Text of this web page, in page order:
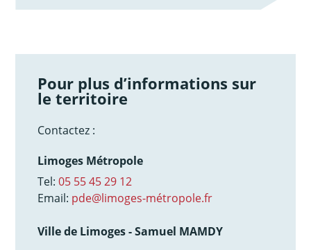
Pour plus d’informations sur
le territoire
Contactez :
Limoges Métropole
Tel:05 55 45 29 12
Email: pde@limoges-métropole.fr
Ville de Limoges - Samuel MAMDY